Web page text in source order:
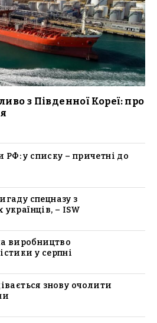
з Південної Кореї: про
РФ: у списку – причетні до
спецназу з
– ISW
виробництво
у серпні
знову очолити